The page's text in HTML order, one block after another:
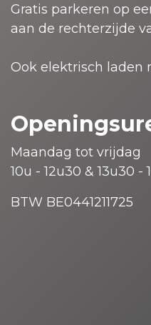
Gratis parkeren op
aan de rechterzijde
Ook elektrisch laden
Maandag tot vrijdag
10u - 12u30 & 13u30 -
BTW BE0441211725